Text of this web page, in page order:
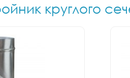
круглого